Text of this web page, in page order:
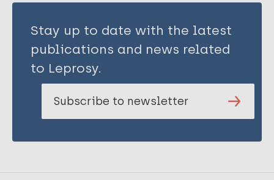
Stay up to date with the latest
publications and news related
to Leprosy.
Subscribe to newsletter